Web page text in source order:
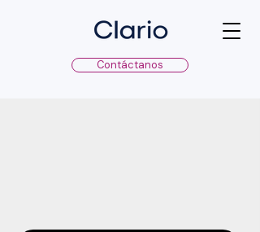
Contáctanos